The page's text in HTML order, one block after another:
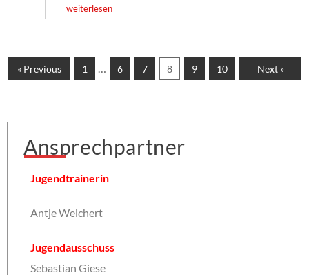
weiterlesen
« Previous 1 … 6 7 8 9 10 Next »
Ansprechpartner
Jugendtrainerin
Antje Weichert
Jugendausschuss
Sebastian Giese